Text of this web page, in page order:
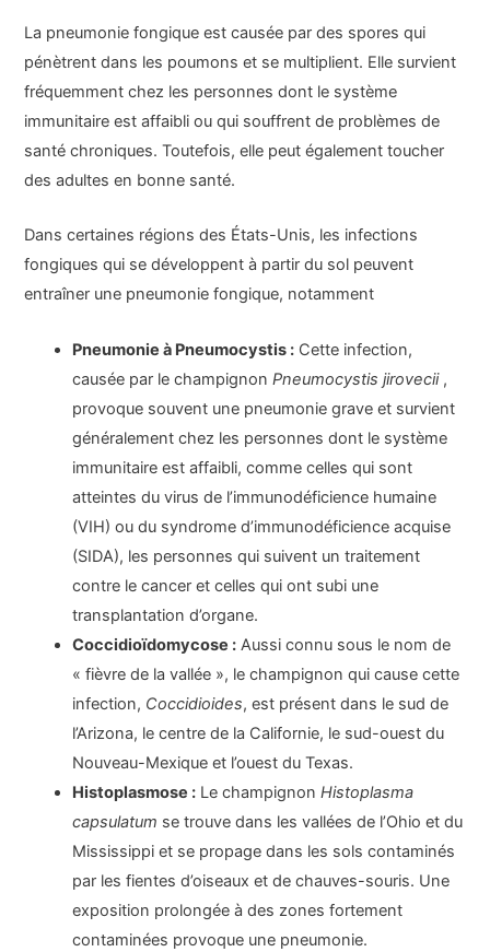
La pneumonie fongique est causée par des spores qui
pénètrent dans les poumons et se multiplient. Elle survient
fréquemment chez les personnes dont le système
immunitaire est affaibli ou qui souffrent de problèmes de
santé chroniques. Toutefois, elle peut également toucher
des adultes en bonne santé.
Dans certaines régions des États-Unis, les infections
fongiques qui se développent à partir du sol peuvent
entraîner une pneumonie fongique, notamment
Pneumonie à Pneumocystis : Cette infection,
causée par le champignonPneumocystis jirovecii ,
provoque souvent une pneumonie grave et survient
généralement chez les personnes dont le système
immunitaire est affaibli, comme celles qui sont
atteintes du virus de l’immunodéficience humaine
(VIH) ou du syndrome d’immunodéficience acquise
(SIDA), les personnes qui suivent un traitement
contre le cancer et celles qui ont subi une
transplantation d’organe.
Coccidioïdomycose : Aussi connu sous le nom de
« fièvre de la vallée », le champignon qui cause cette
infection, Coccidioides, est présent dans le sud de
l’Arizona, le centre de la Californie, le sud-ouest du
Nouveau-Mexique et l’ouest du Texas.
Histoplasmose : Le champignonHistoplasma
capsulatum se trouve dans les vallées de l’Ohio et du
Mississippi et se propage dans les sols contaminés
par les fientes d’oiseaux et de chauves-souris. Une
exposition prolongée à des zones fortement
contaminées provoque une pneumonie.